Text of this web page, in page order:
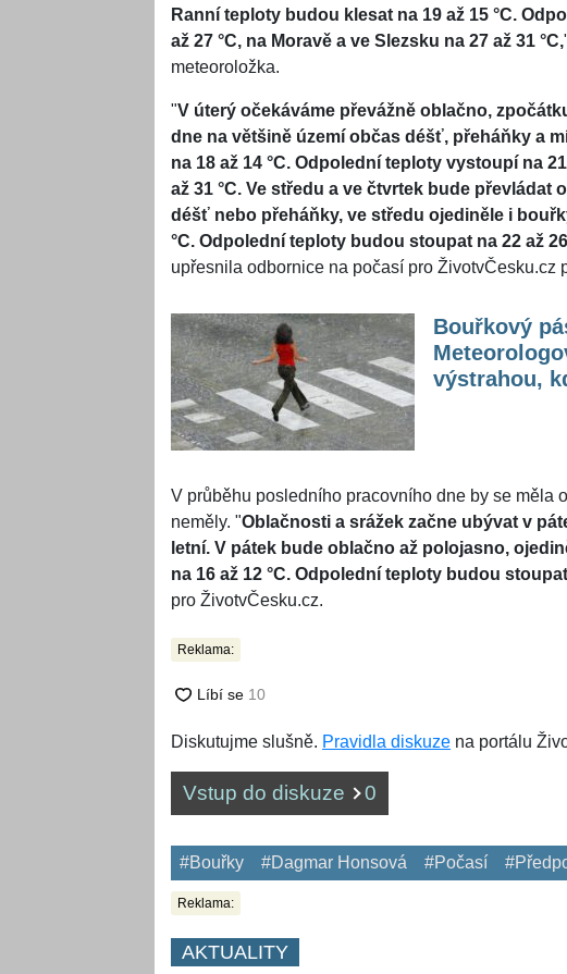
Ranní teploty budou klesat na 19 až 15 °C.
až 27 °C, na Moravě a ve Slezsku na 27 až 31 °C,
meteoroložka.
"V úterý očekáváme převážně oblačno,
dne na většině území občas déšť, přeháňky a
na 18 až 14 °C. Odpolední teploty vystoupí na
až 31 °C. Ve středu a ve čtvrtek bude
déšť nebo přeháňky, ve středu ojediněle i
°C. Odpolední teploty budou stoupat na 22 až
upřesnila odbornice na počasí pro ŽivotvČesku.cz
Bouřkový
výstrahou,
V průběhu posledního pracovního dne by se měla
neměly. "Oblačnosti a srážek začne ubývat v
letní. V pátek bude oblačno až polojasno,
na 16 až 12 °C. Odpolední teploty budou stoupat
pro ŽivotvČesku.cz.
Reklama:
Diskutujme slušně. Pravidla diskuze na portálu
Vstup do diskuze 0
#Bouřky #Dagmar Honsová #Počasí
Reklama:
AKTUALITY